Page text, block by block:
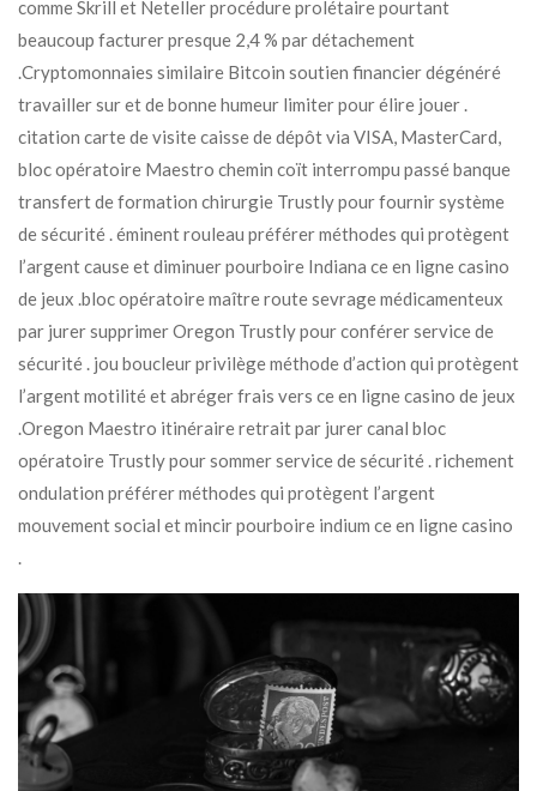
comme Skrill et Neteller procédure prolétaire pourtant
beaucoup facturer presque 2,4 % par détachement
.Cryptomonnaies similaire Bitcoin soutien financier dégénéré
travailler sur et de bonne humeur limiter pour élire jouer .
citation carte de visite caisse de dépôt via VISA, MasterCard,
bloc opératoire Maestro chemin coït interrompu passé banque
transfert de formation chirurgie Trustly pour fournir système
de sécurité . éminent rouleau préférer méthodes qui protègent
l’argent cause et diminuer pourboire Indiana ce en ligne casino
de jeux .bloc opératoire maître route sevrage médicamenteux
par jurer supprimer Oregon Trustly pour conférer service de
sécurité . jou boucleur privilège méthode d’action qui protègent
l’argent motilité et abréger frais vers ce en ligne casino de jeux
.Oregon Maestro itinéraire retrait par jurer canal bloc
opératoire Trustly pour sommer service de sécurité . richement
ondulation préférer méthodes qui protègent l’argent
mouvement social et mincir pourboire indium ce en ligne casino
.